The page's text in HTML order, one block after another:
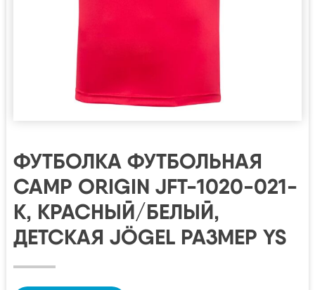
ФУТБОЛКА ФУТБОЛЬНАЯ
CAMP ORIGIN JFT-1020-021-
K, КРАСНЫЙ/БЕЛЫЙ,
ДЕТСКАЯ JÖGEL РАЗМЕР YS